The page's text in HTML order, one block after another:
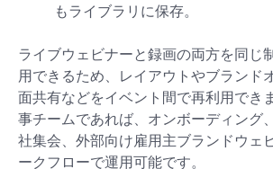
もライブラリに保存。
ライブウェビナーと録画の両方を同じ
用できるため、レイアウトやブランド
面共有などをイベント間で再利用でき
事チームであれば、オンボーディング
社集会、外部向け雇用主ブランドウェ
ークフローで運用可能です。